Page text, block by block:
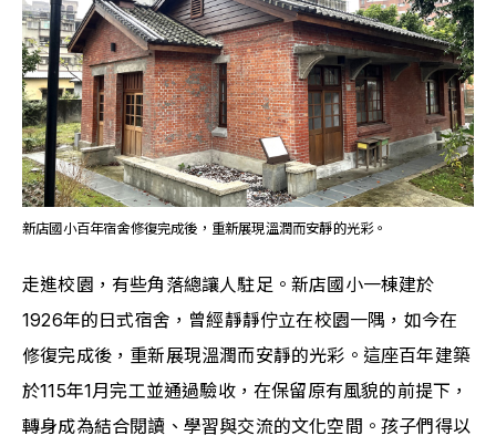
新店國小百年宿舍修復完成後，重新展現溫潤而安靜的光彩。
走進校園，有些角落總讓人駐足。新店國小一棟建於
1926年的日式宿舍，曾經靜靜佇立在校園一隅，如今在
修復完成後，重新展現溫潤而安靜的光彩。這座百年建築
於115年1月完工並通過驗收，在保留原有風貌的前提下，
轉身成為結合閱讀、學習與交流的文化空間。孩子們得以